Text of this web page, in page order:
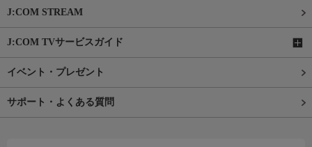
J:COM STREAM
J:COM TVサービスガイド
イベント・プレゼント
サポート・よくある質問